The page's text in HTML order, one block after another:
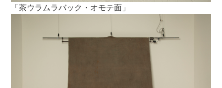
「茶ウラムラバック・オモテ面」